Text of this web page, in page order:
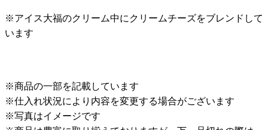
※アイス大福のクリーム中にクリームチーズをブレンドして
います
※商品の一部を記載しています
※仕入れ状況により内容を変更する場合がございます
※写真はイメージです